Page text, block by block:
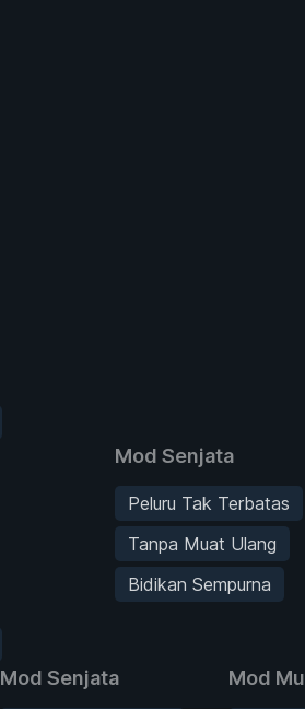
Mod Senjata
Peluru Tak Terbatas
Tanpa Muat Ulang
Bidikan Sempurna
Mod Senjata Mod